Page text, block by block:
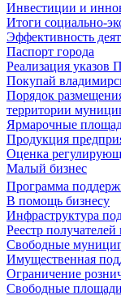
Инвестиции и
Итоги социально-
Эффективность
Паспорт города
Реализация указов
Покупай
Порядок
территории
Ярмарочные
Продукция
Оценка
Малый бизнес
Программа
В помощь бизнесу
Инфраструктура
Реестр
Свободные
Имущественная
Ограничение
Свободные площади